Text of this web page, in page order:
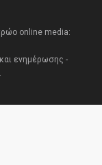
online media:
ενημέρωσης -